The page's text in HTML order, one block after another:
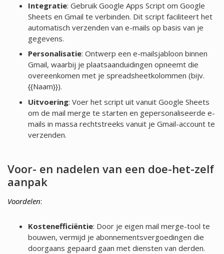
Integratie: Gebruik Google Apps Script om Google
Sheets en Gmail te verbinden. Dit script faciliteert het
automatisch verzenden van e-mails op basis van je
gegevens.
Personalisatie: Ontwerp een e-mailsjabloon binnen
Gmail, waarbij je plaatsaanduidingen opneemt die
overeenkomen met je spreadsheetkolommen (bijv.
{{Naam}}).
Uitvoering: Voer het script uit vanuit Google Sheets
om de mail merge te starten en gepersonaliseerde e-
mails in massa rechtstreeks vanuit je Gmail-account te
verzenden.
Voor- en nadelen van een doe-het-zelf
aanpak
Voordelen:
Kostenefficiëntie: Door je eigen mail merge-tool te
bouwen, vermijd je abonnementsvergoedingen die
doorgaans gepaard gaan met diensten van derden.